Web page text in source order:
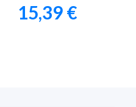
15,39€